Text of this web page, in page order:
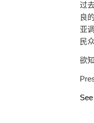
过
良
亚
民
欲